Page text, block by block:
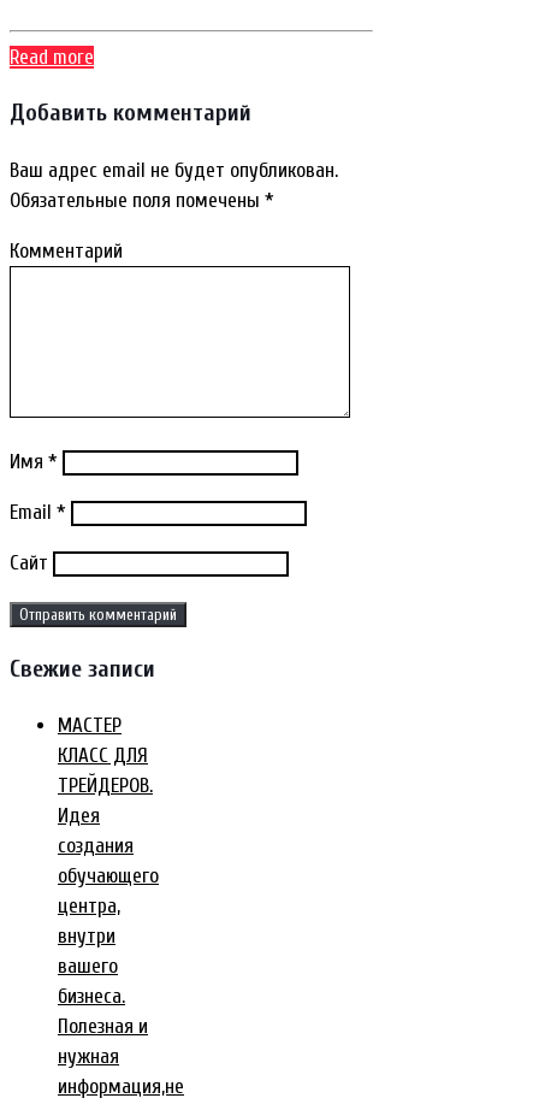
Read more
Добавить комментарий
Ваш адрес email не будет опубликован.
Обязательные поля помечены *
Комментарий
Имя *
Email *
Сайт
Свежие записи
МАСТЕР
КЛАСС ДЛЯ
ТРЕЙДЕРОВ.
Идея
создания
обучающего
центра,
внутри
вашего
бизнеса.
Полезная и
нужная
информация,не